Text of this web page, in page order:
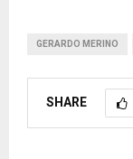
GERARDO MERINO
SHARE